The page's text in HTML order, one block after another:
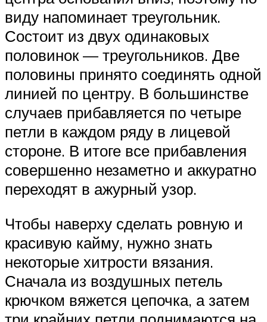
виду напоминает треугольник.
Состоит из двух одинаковых
половинок — треугольников. Две
половины принято соединять одной
линией по центру. В большинстве
случаев прибавляется по четыре
петли в каждом ряду в лицевой
стороне. В итоге все прибавления
совершенно незаметно и аккуратно
переходят в ажурный узор.
Чтобы наверху сделать ровную и
красивую кайму, нужно знать
некоторые хитрости вязания.
Сначала из воздушных петель
крючком вяжется цепочка, а затем